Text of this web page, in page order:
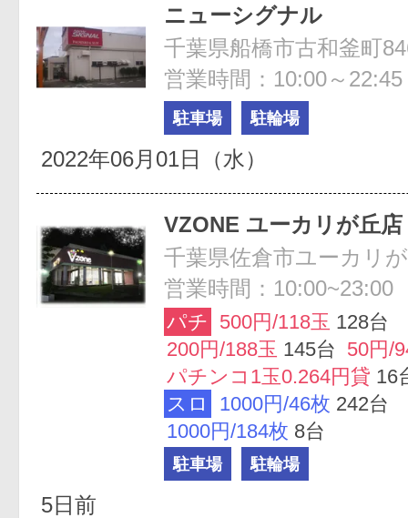
ニューシグナル
千葉県船橋市古和釜町
営業時間：10:00～22:45
駐車場 駐輪場
2022年06月01日（水）
VZONE ユーカリが丘店
千葉県佐倉市ユーカリ
営業時間：10:00~23:00
パチ 500円/118玉 128台
200円/188玉 145台 50円/
パチンコ1玉0.264円貸 16
スロ
1000円/46枚 242台
1000円/184枚 8台
駐車場 駐輪場
5日前